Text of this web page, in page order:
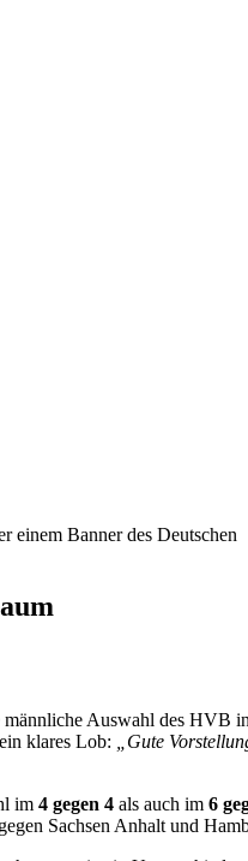
Auswahl des HVB
klares Lob:
„Gute
im 4 gegen 4 als auch im 6
Sachsen Anhalt und